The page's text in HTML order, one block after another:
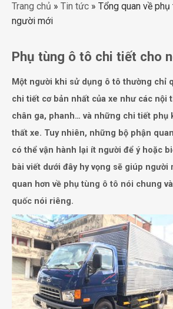
Trang chủ » Tin tức » Tổng quan về
người mới
Phụ tùng ô tô chi tiết cho
Một người khi sử dụng ô tô thường chỉ
chi tiết cơ bản nhất của xe như các nội
chân ga, phanh… và những chi tiết phụ
thất xe. Tuy nhiên, những bộ phận
có thể vận hành lại ít người để ý hoặc
bài viết dưới đâyhy vọng sẽ giúp người
quan hơn về phụ tùng ô tô nói chung và
quốc nói riêng.